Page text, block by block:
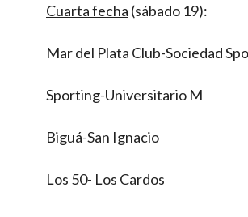
Cuarta fecha (sábado 19):
Mar del Plata Club-Sociedad
Sporting-Universitario M
Biguá-San Ignacio
Los 50- Los Cardos